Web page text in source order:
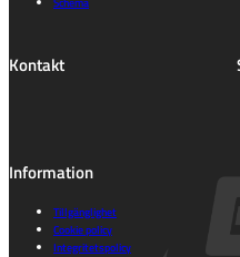
Kontakt
Information
Tillgänglighet
Cookie policy
Integritetspolicy